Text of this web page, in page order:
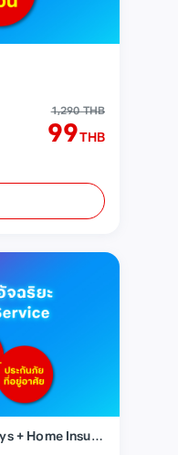
1,290 THB
99THB
CCTV Cloud Service 7 Days + Home Insurance